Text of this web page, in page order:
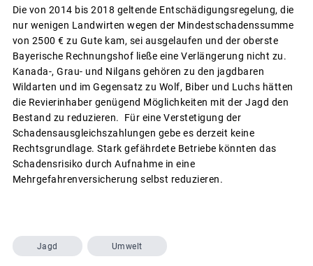
Die von 2014 bis 2018 geltende Entschädigungsregelung, die
nur wenigen Landwirten wegen der Mindestschadenssumme
von 2500 € zu Gute kam, sei ausgelaufen und der oberste
Bayerische Rechnungshof ließe eine Verlängerung nicht zu.
Kanada-, Grau- und Nilgans gehören zu den jagdbaren
Wildarten und im Gegensatz zu Wolf, Biber und Luchs hätten
die Revierinhaber genügend Möglichkeiten mit der Jagd den
Bestand zu reduzieren. Für eine Verstetigung der
Schadensausgleichszahlungen gebe es derzeit keine
Rechtsgrundlage. Stark gefährdete Betriebe könnten das
Schadensrisiko durch Aufnahme in eine
Mehrgefahrenversicherung selbst reduzieren.
Jagd Umwelt